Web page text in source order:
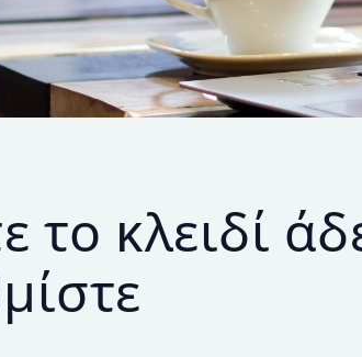
το κλειδί